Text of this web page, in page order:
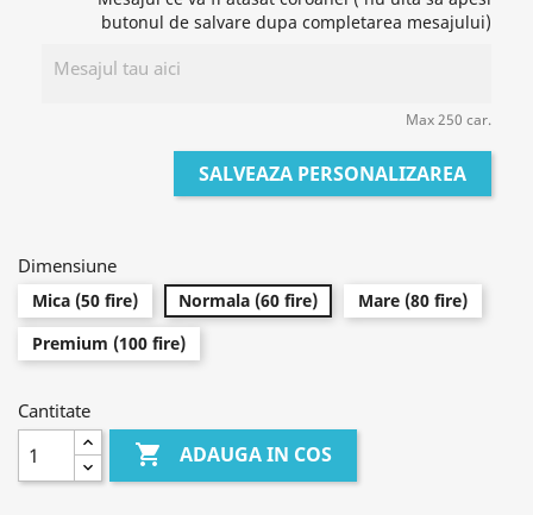
butonul de salvare dupa completarea mesajului)
Max 250 car.
SALVEAZA PERSONALIZAREA
Dimensiune
Mica (50 fire) Normala (60 fire)
Mare (80 fire)
Premium (100 fire)
Cantitate
 ADAUGA IN COS